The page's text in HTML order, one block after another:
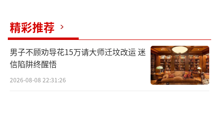
精彩推荐
男子不顾劝导花15万请大师迁坟改运 迷
信陷阱终醒悟
2026-08-08 22:31:26